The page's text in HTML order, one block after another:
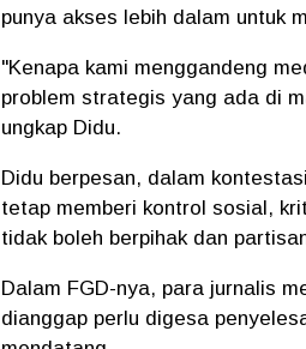
punya akses lebih dalam untuk
"Kenapa kami menggandeng
problem strategis yang ada di
ungkap Didu.
Didu berpesan, dalam
tetap memberi kontrol sosial,
tidak boleh berpihak dan
Dalam FGD-nya, para jurnalis
dianggap perlu digesa